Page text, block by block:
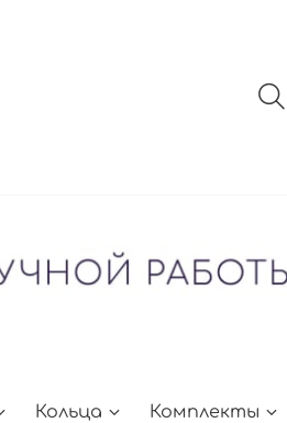
Кольца Комплекты